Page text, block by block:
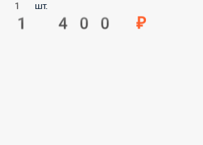
1 шт.
1 400 ₽